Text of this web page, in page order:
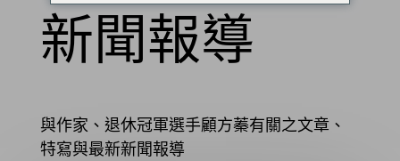
新聞報導
與作家、退休冠軍選手顧方蓁有關之文章、
特寫與最新新聞報導